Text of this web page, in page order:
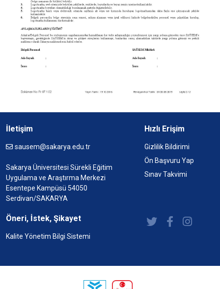
İletişim
sausem@sakarya.edu.tr
Sakarya Üniversitesi Sürekli Eğitim
Uygulama ve Araştırma Merkezi
Esentepe Kampüsü 54050
Serdivan/SAKARYA
Hızlı Erişim
Gizlilik Bildirimi
Ön Başvuru Yap
Sınav Takvimi
Öneri, İstek, Şikayet
Kalite Yönetim Bilgi Sistemi